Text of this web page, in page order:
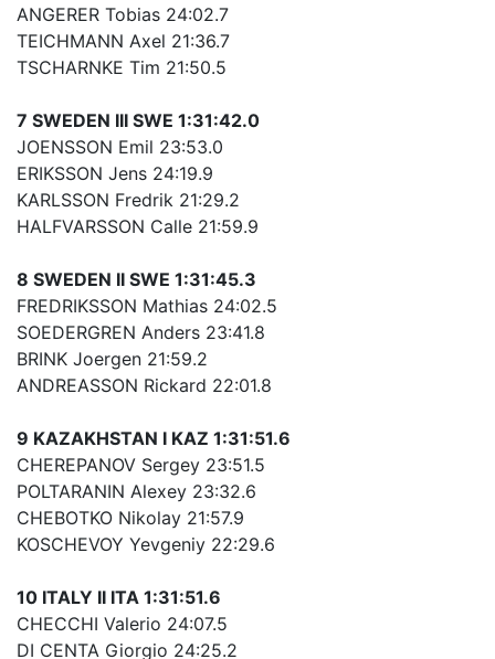
ANGERER Tobias 24:02.7
TEICHMANN Axel 21:36.7
TSCHARNKE Tim 21:50.5
7 SWEDEN III SWE 1:31:42.0
JOENSSON Emil 23:53.0
ERIKSSON Jens 24:19.9
KARLSSON Fredrik 21:29.2
HALFVARSSON Calle 21:59.9
8 SWEDEN II SWE 1:31:45.3
FREDRIKSSON Mathias 24:02.5
SOEDERGREN Anders 23:41.8
BRINK Joergen 21:59.2
ANDREASSON Rickard 22:01.8
9 KAZAKHSTAN I KAZ 1:31:51.6
CHEREPANOV Sergey 23:51.5
POLTARANIN Alexey 23:32.6
CHEBOTKO Nikolay 21:57.9
KOSCHEVOY Yevgeniy 22:29.6
10 ITALY II ITA 1:31:51.6
CHECCHI Valerio 24:07.5
DI CENTA Giorgio 24:25.2